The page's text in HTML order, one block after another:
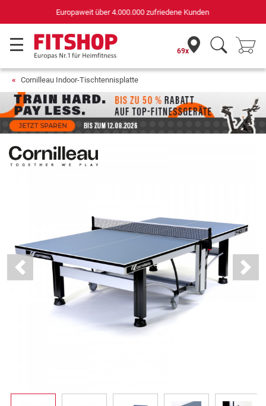
für Sportgeräte (n-tv+DISQ 2016-2024)
69x
Cornilleau Indoor-Tischtennisplatte
Previous Next